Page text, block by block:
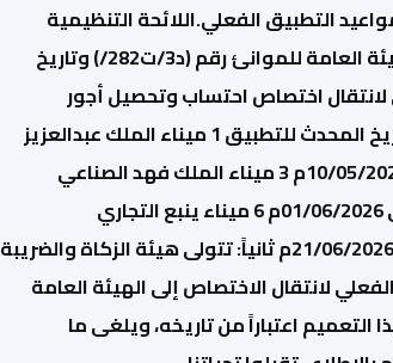
التطبيق الفعلي.اللائحة التنظيمية
لاحتساب وتحصيل أجور التخزين في الموانئ المعتمدة بقرار مجلس إدارة الهيئة العامة للموانئ رقم (د3/ت282/) وتاريخ
لانتقال اختصاص احتساب وتحصيل أجور
التخزين إلى الهيئة العامة للموانئ، وذلك وفقاً للجدول التالي: م الموقع التاريخ المحدث للتطبيق 1 ميناء الملك عبدالعزيز
بالدمام تم الانتقال الفعلي اعتباراً من 01/04/2026م 2 ميناء الجبيل التجاري 10/05/2026م 3 ميناء الملك فهد الصناعي
بالجبيل 16/05/2026م 4 ميناء رأس الخير 16/05/2026م 5 ميناء جدة الإسلامي 01/06/2026م 6 ميناء ينبع التجاري
21/06/2026م 7 ميناء الملك فهد الصناعي بينبع 21/06/2026م 8 ميناء جازان 21/06/2026م ثانياً: تتولى هيئة الزكاة والضريبة
لانتقال الاختصاص إلى الهيئة العامة
التعميم اعتباراً من تاريخه، ويلغى ما